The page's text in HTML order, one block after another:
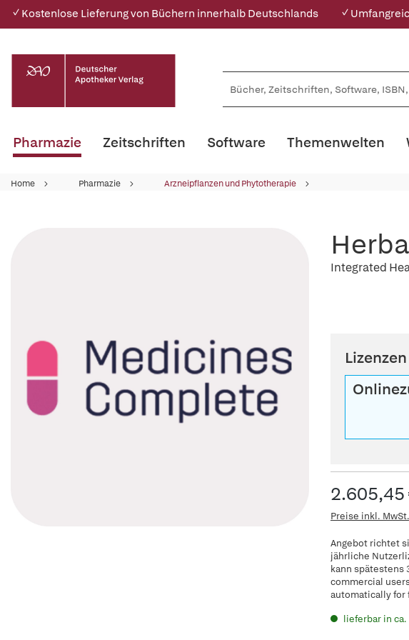
✓ Kostenlose Lieferung von Büchern innerhalb Deutschlands ✓
Pharmazie Zeitschriften Software Themenwelten
Home Pharmazie Arzneipflanzen und Phytotherapie
Integrated
Lizenzen
2.605,45
Preise inkl.
Angebot richtet
jährliche
kann spätestens
commercial
automatically for
lieferbar in